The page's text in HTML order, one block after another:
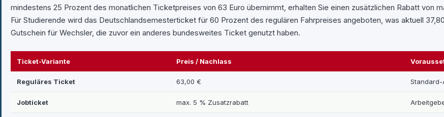
mindestens 25 Prozent des monatlichen Ticketpreises von 63 Euro übernimmt, erhalten Sie einen zusätzlichen Rabatt von
Für Studierende wird das Deutschlandsemesterticket für 60 Prozent des regulären Fahrpreises angeboten, was aktuell
Gutschein für Wechsler, die zuvor ein anderes bundesweites Ticket genutzt haben.
Ticket-Variante Preis / Nachlass
Reguläres Ticket 63,00 € Standard-
Jobticket max. 5 % Zusatzrabatt